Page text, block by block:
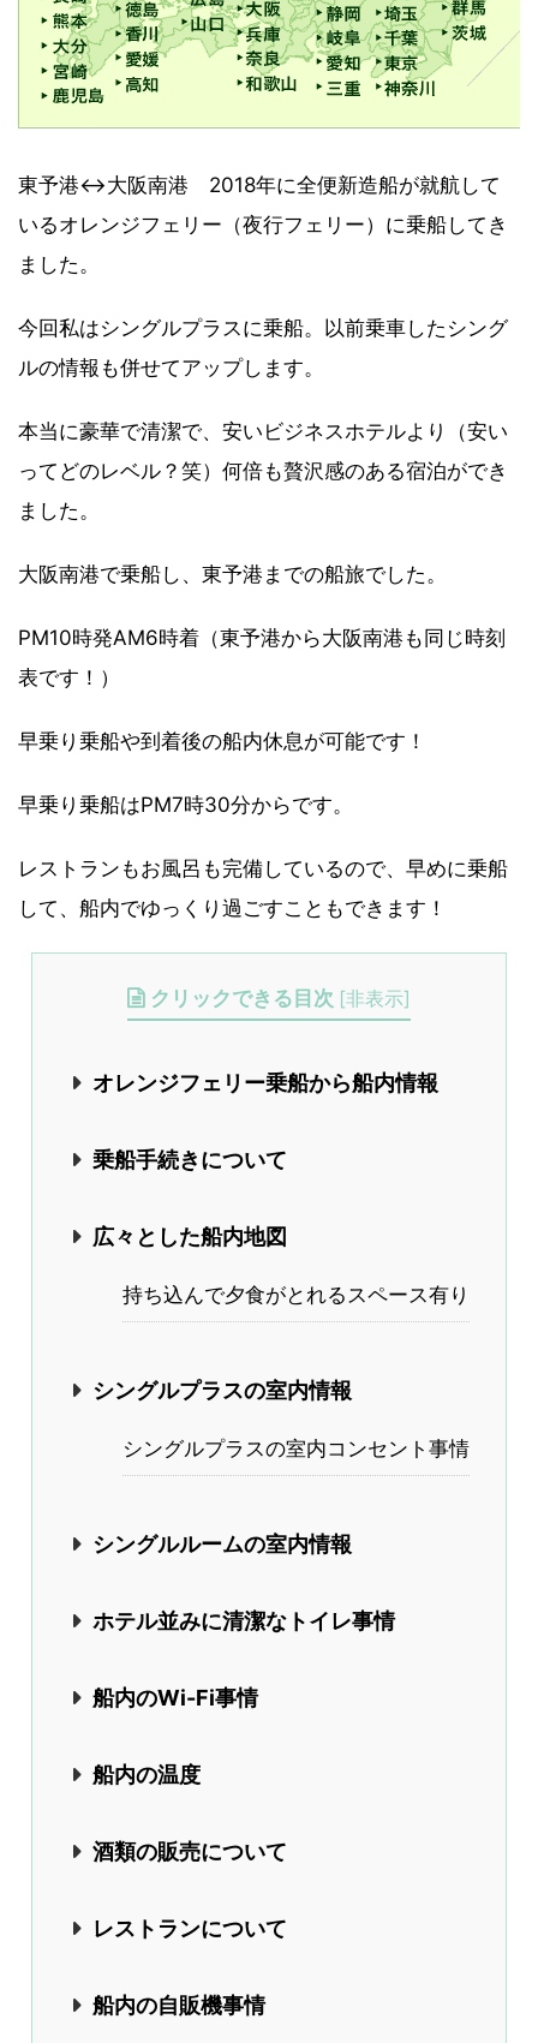
東予港↔大阪南港 2018年に全便新造船が就航して
いるオレンジフェリー（夜行フェリー）に乗船してき
ました。
今回私はシングルプラスに乗船。以前乗車した シング
ルの情報も併せてアップします。
本当に豪華で清潔で、安いビジネスホテルより（安い
ってどのレベル？笑）何倍も贅沢感のある宿泊ができ
ました。
大阪南港で乗船し、東予港までの船旅でした。
PM10時発AM6時着（東予港から大阪南港も同じ時刻
表です！）
早乗り乗船や到着後の船内休息が可能です！
早乗り乗船はPM7時30分からです。
レストランもお風呂も完備しているので、早めに乗船
して、船内でゆっくり過ごすこともできます！
クリックできる目次 [非表示]
オレンジフェリー乗船から船内情報
乗船手続きについて
広々とした船内地図
持ち込んで夕食がとれるスペース有り
シングルプラスの室内情報
シングルプラスの室内コンセント事情
シングルルームの室内情報
ホテル並みに清潔なトイレ事情
船内のWi-Fi事情
船内の温度
酒類の販売について
レストランについて
船内の自販機事情